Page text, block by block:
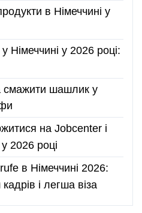
в Німеччині у
Німеччині у 2026 році:
смажити шашлик у
на Jobcenter і
2026 році
в Німеччині 2026:
і легша віза